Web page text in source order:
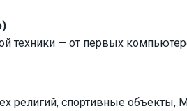
техники — от первых
религий, спортивные объекты,